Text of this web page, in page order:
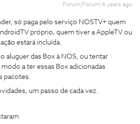
Forum|Forum|4 years ago
só paga pelo serviço NOSTV+ quem
próprio, quem tiver a AppleTV ou
estará incluída.
aluguer das Box à NOS, ou tentar
a ter essas Box adicionadas
pacotes.
um passo de cada vez.